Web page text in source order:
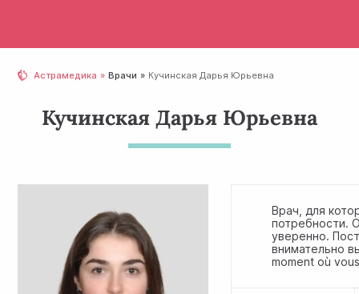
Астрамедика Врачи Кучинская Дарья Юрьевна
Кучинская Дарья Юрьевна
Врач, для
потребности.
уверенно.
внимательно
moment où